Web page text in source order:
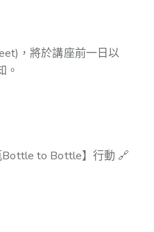
，將於講座前一日以
。
Bottle to Bottle】行動 🔗